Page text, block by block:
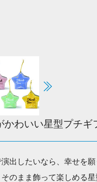
かわいい星型プチ
出したいなら、幸せを
のまま飾って楽しめる星